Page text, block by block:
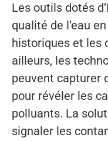
Les outils dotés
qualité de l’eau
historiques et les
ailleurs, les
peuvent capturer
pour révéler les
polluants. La
signaler les